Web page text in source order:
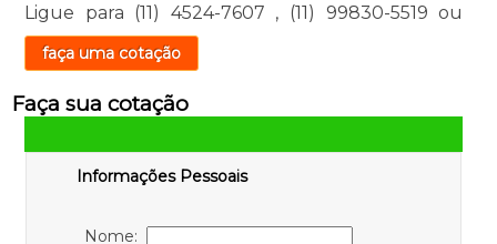
Ligue para (11) 4524-7607 , (11) 99830-5519 ou
faça uma cotação
Faça sua cotação
Informações Pessoais
Nome: